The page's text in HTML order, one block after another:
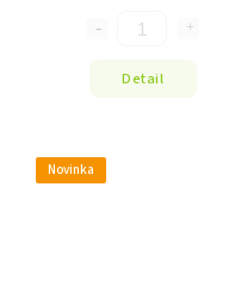
Detail
Novinka